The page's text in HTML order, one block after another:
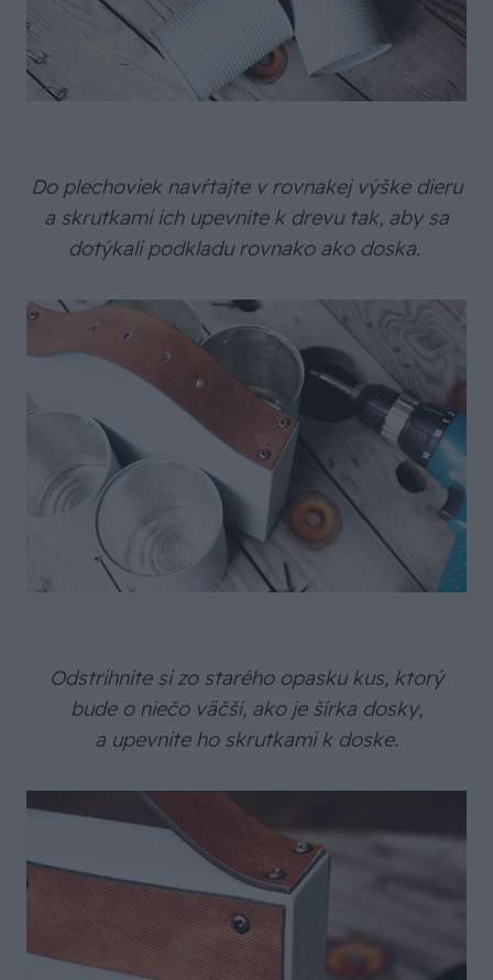
Do plechoviek navŕtajte v rovnakej výške dieru
a skrutkami ich upevnite k drevu tak, aby sa
dotýkali podkladu rovnako ako doska.
Odstrihnite si zo starého opasku kus, ktorý
bude o niečo väčší, ako je šírka dosky,
a upevnite ho skrutkami k doske.